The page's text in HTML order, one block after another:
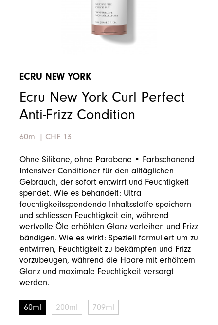
ECRU NEW YORK
Ecru New York Curl Perfect
Anti-Frizz Condition
60ml | CHF 13
Ohne Silikone, ohne Parabene • Farbschonend
Intensiver Conditioner für den alltäglichen
Gebrauch, der sofort entwirrt und Feuchtigkeit
spendet. Wie es behandelt: Ultra
feuchtigkeitsspendende Inhaltsstoffe speichern
und schliessen Feuchtigkeit ein, während
wertvolle Öle erhöhten Glanz verleihen und Frizz
bändigen. Wie es wirkt: Speziell formuliert um zu
entwirren, Feuchtigkeit zu bekämpfen und Frizz
vorzubeugen, während die Haare mit erhöhtem
Glanz und maximale Feuchtigkeit versorgt
werden.
60ml 200ml 709ml